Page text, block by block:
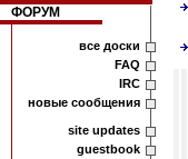
ФОРУМ
все доски
FAQ
IRC
новые сообщения
site updates
guestbook